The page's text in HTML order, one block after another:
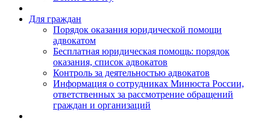
Для граждан
Порядок оказания юридической помощи
адвокатом
Бесплатная юридическая помощь: порядок
оказания, список адвокатов
Контроль за деятельностью адвокатов
Информация о сотрудниках Минюста России,
ответственных за рассмотрение обращений
граждан и организаций